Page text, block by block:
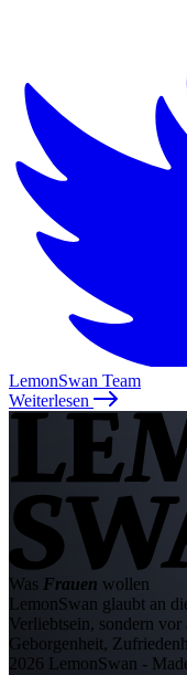
LemonSwan Team
Weiterlesen
Was Frauen wollen
LemonSwan glaubt an
Verliebtsein, sondern
Geborgenheit,
2026 LemonSwan -